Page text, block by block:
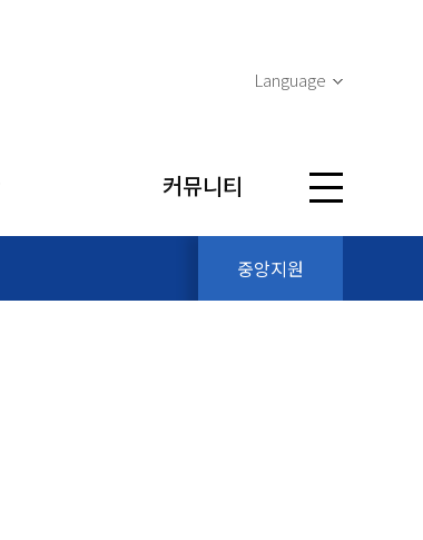
Language
커뮤니티
중앙지원